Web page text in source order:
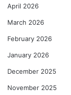
April 2026
March 2026
February 2026
January 2026
December 2025
November 2025